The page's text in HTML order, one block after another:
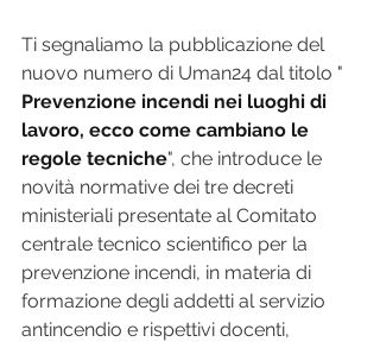
Ti segnaliamo la pubblicazione del
nuovo numero di Uman24 dal titolo "
Prevenzione incendi nei luoghi di
lavoro, ecco come cambiano le
regole tecniche", che introduce le
novità normative dei tre decreti
ministeriali presentate al Comitato
centrale tecnico scientifico per la
prevenzione incendi, in materia di
formazione degli addetti al servizio
antincendio e rispettivi docenti,